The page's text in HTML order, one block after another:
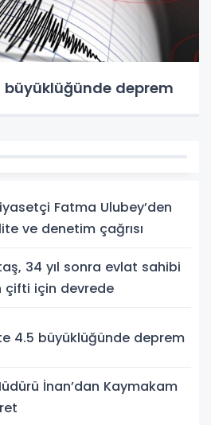
büyüklüğünde deprem
Fatma Ulubey’den
ve denetim çağrısı
34 yıl sonra evlat sahibi
çifti için devrede
4.5 büyüklüğünde deprem
İnan’dan Kaymakam